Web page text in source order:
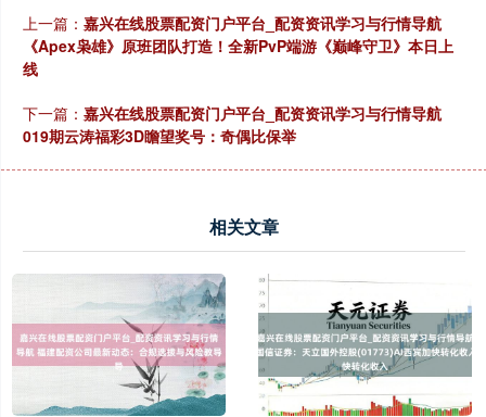
上一篇： 嘉兴在线股票配资门户平台_配资资讯学习与行情导航
《Apex枭雄》原班团队打造！全新PvP端游《巅峰守卫》本日上
线
下一篇： 嘉兴在线股票配资门户平台_配资资讯学习与行情导航
019期云涛福彩3D瞻望奖号：奇偶比保举
相关文章